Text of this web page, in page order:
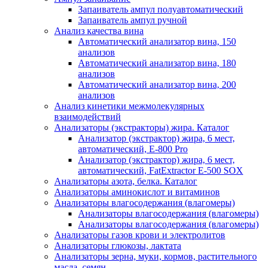
Запаиватель ампул полуавтоматический
Запаиватель ампул ручной
Анализ качества вина
Автоматический анализатор вина, 150
анализов
Автоматический анализатор вина, 180
анализов
Автоматический анализатор вина, 200
анализов
Анализ кинетики межмолекулярных
взаимодействий
Анализаторы (экстракторы) жира. Каталог
Анализатор (экстрактор) жира, 6 мест,
автоматический, E-800 Pro
Анализатор (экстрактор) жира, 6 мест,
автоматический, FatExtractor E-500 SOX
Анализаторы азота, белка. Каталог
Анализаторы аминокислот и витаминов
Анализаторы влагосодержания (влагомеры)
Анализаторы влагосодержания (влагомеры)
Анализаторы влагосодержания (влагомеры)
Анализаторы газов крови и электролитов
Анализаторы глюкозы, лактата
Анализаторы зерна, муки, кормов, растительного